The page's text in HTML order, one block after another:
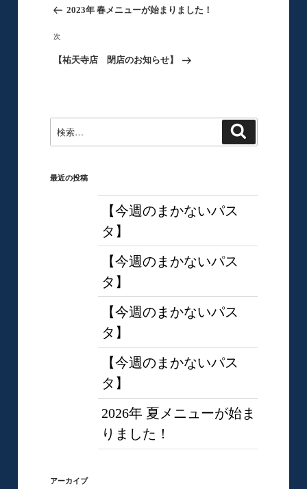
ナ
ビ
ー
の
投
稿
2023年 春メニューが始まりました！
次
の
次
【祐天寺店 閉店のお知らせ】
索:
最近の投稿
【今週のまかないパス
タ】
【今週のまかないパス
タ】
【今週のまかないパス
タ】
【今週のまかないパス
タ】
2026年 夏メニューが始ま
りました！
アーカイブ